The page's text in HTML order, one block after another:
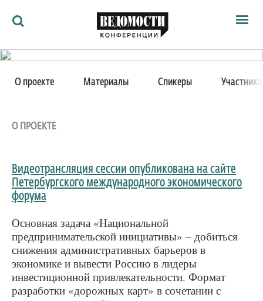
Мероприятия
Архив
Ведомости&
предпринимательская
задач к результатам
экономического форума
Санкт-Петербург, Выставочный комплекс
«Ленэкспо», Санкт-Петербург, Васильевский
остров, Большой пр., 103
О проекте Материалы Спикеры
О ПРОЕКТЕ
Видеотрансляция сессии опубликована на сайте
Петербургского международного экономического
форума
Основная задача «Национальной
предпринимательской инициативы» – добиться
снижения административных барьеров в
экономике и вывести Россию в лидеры
инвестиционной привлекательности. Формат
разработки «дорожных карт» в сочетании с